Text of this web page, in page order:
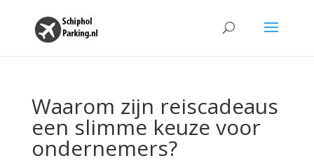
Waarom zijn reiscadeaus
een slimme keuze voor
ondernemers?